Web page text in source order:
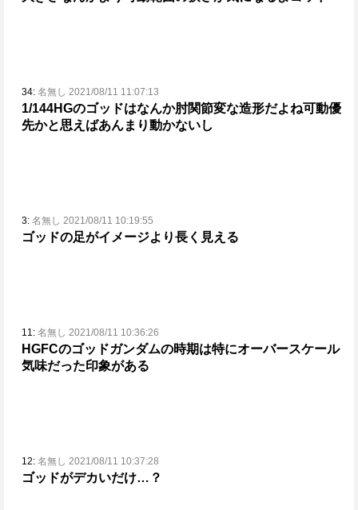
34: 名無し 2021/08/11 11:07:13
1/144HGのゴッドはなんか肘関節変な造形だよね可動優
先かと思えばあんまり動かないし
3: 名無し 2021/08/11 10:19:55
ゴッドの足がイメージより長く見える
11: 名無し 2021/08/11 10:36:26
HGFCのゴッドガンダムの時期は特にオーバースケール
気味だった印象がある
12: 名無し 2021/08/11 10:37:28
ゴッドがデカいだけ…？